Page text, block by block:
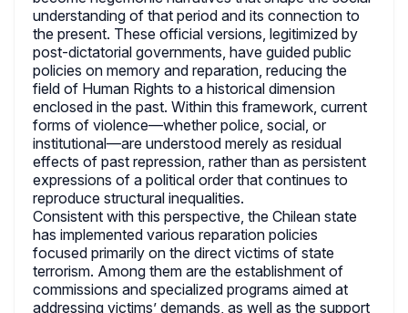
understanding of that period and its connection to
the present. These official versions, legitimized by
post-dictatorial governments, have guided public
policies on memory and reparation, reducing the
field of Human Rights to a historical dimension
enclosed in the past. Within this framework, current
forms of violence—whether police, social, or
institutional—are understood merely as residual
effects of past repression, rather than as persistent
expressions of a political order that continues to
reproduce structural inequalities.
Consistent with this perspective, the Chilean state
has implemented various reparation policies
focused primarily on the direct victims of state
terrorism. Among them are the establishment of
commissions and specialized programs aimed at
addressing victims’ demands, as well as the support